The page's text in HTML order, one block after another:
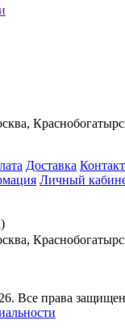
Доставка
Личный
Все права